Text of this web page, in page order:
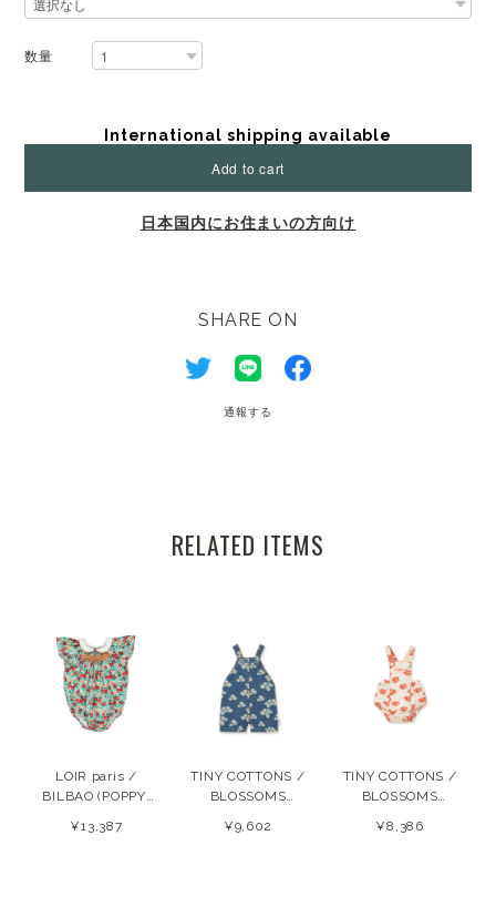
数量
International shipping available
Add to cart
日本国内にお住まいの方向け
SHARE ON
通報する
RELATED ITEMS
LOIR paris /
BILBAO (POPPY)
¥13,387
TINY COTTONS /
BLOSSOMS
DUNGAREE
¥9,602
TINY COTTONS /
BLOSSOMS
white) 26SS
¥8,386